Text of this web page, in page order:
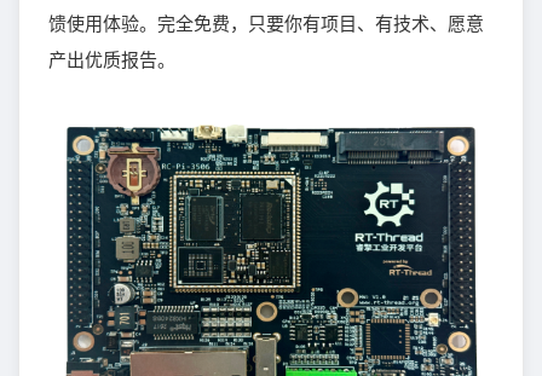
馈使用体验。完全免费，只要你有项目、有技术、愿意
产出优质报告。